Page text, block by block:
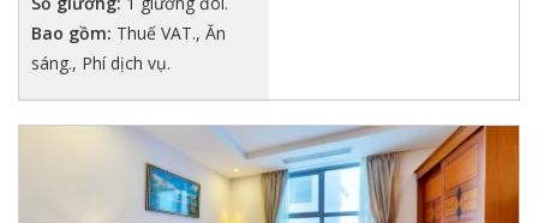
Bao gồm: Thuế VAT., Ăn
sáng., Phí dịch vụ.